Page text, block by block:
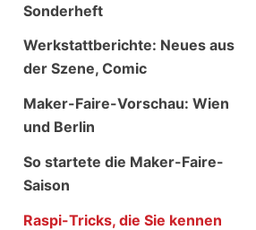
Sonderheft
Werkstattberichte: Neues aus
der Szene, Comic
Maker-Faire-Vorschau: Wien
und Berlin
So startete die Maker-Faire-
Saison
Raspi-Tricks, die Sie kennen